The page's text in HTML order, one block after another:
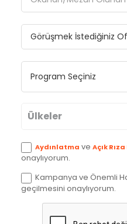
Ülkeler
Avustralya
Kanada
İngiltere
Aydınlatma ve Açık
onaylıyorum.
Kampanya ve Önemli
geçilmesini onaylıyorum.